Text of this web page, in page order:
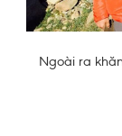
Ngoài ra